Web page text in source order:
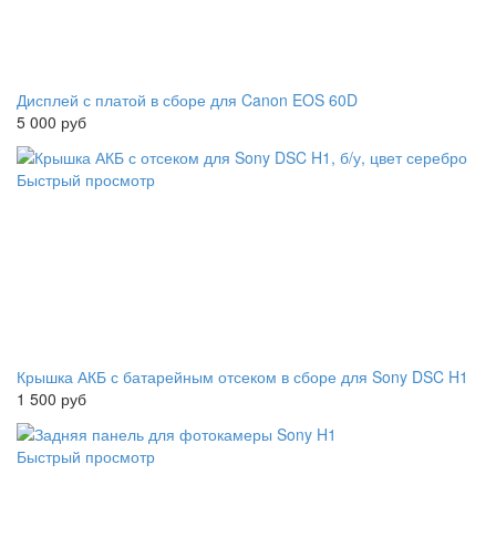
Дисплей с платой в сборе для Canon EOS 60D
5 000 руб
Быстрый просмотр
Крышка АКБ с батарейным отсеком в сборе для Sony DSC H1
1 500 руб
Быстрый просмотр